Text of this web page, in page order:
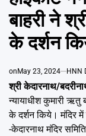
बाहरी ने
के दर्शन
on May 23, 2024 HNN
श्री केदारनाथ/
न्यायाधीश कुमारी ऋतु
के दर्शन किये। मंदिर
-केदारनाथ मंदिर